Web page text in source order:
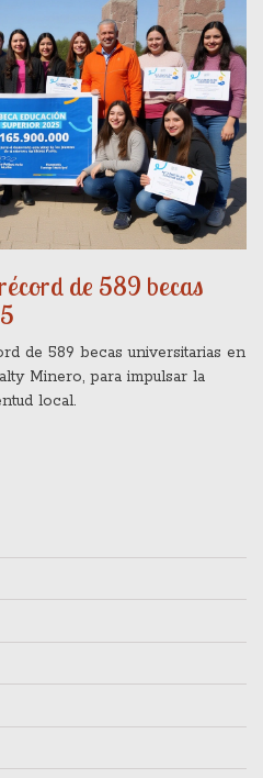
de 589 becas
de 589 becas universitarias en
Minero, para impulsar la
local.